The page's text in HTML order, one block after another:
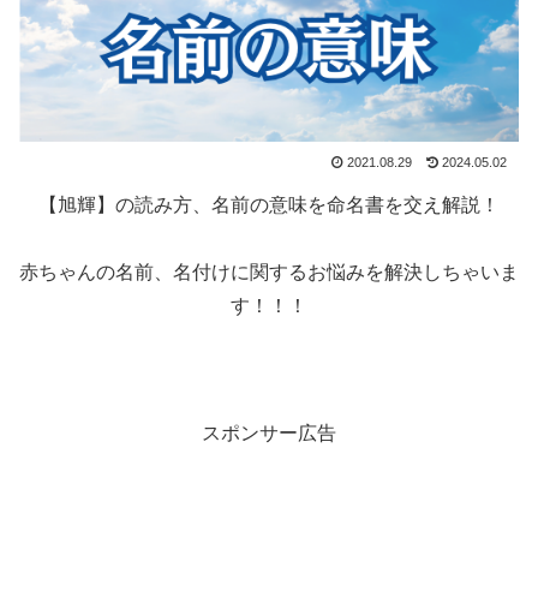
2021.08.29 2024.05.02
【旭輝】の読み方、名前の意味を命名書を交え解説！
赤ちゃんの名前、名付けに関するお悩みを解決しちゃいま
す！！！
スポンサー広告